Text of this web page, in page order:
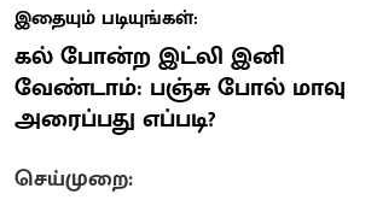
இதையும் படியுங்கள்:
கல் போன்ற இட்லி இனி
வேண்டாம்: பஞ்சு போல் மாவு
அரைப்பது எப்படி?
செய்முறை: